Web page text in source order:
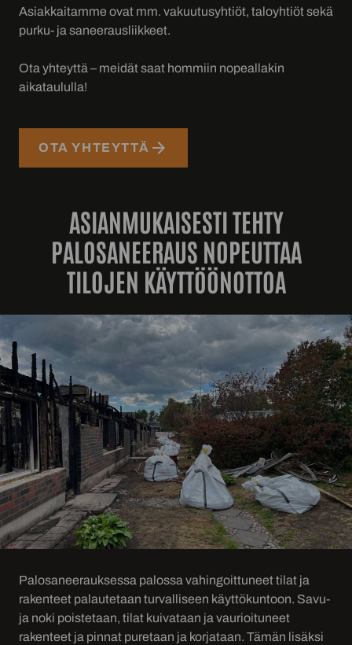
Asiakkaitamme ovat mm. vakuutusyhtiöt, taloyhtiöt sekä
purku- ja saneerausliikkeet.
Ota yhteyttä – meidät saat hommiin nopeallakin
aikataululla!
OTA YHTEYTTÄ
ASIANMUKAISESTI TEHTY
PALOSANEERAUS NOPEUTTAA
TILOJEN KÄYTTÖÖNOTTOA
Palosaneerauksessa palossa vahingoittuneet tilat ja
rakenteet palautetaan turvalliseen käyttökuntoon. Savu-
ja noki poistetaan, tilat kuivataan ja vaurioituneet
rakenteet ja pinnat puretaan ja korjataan. Tämän lisäksi